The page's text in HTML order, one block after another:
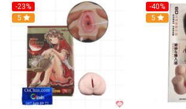
-23%
Hot
5
-40%
5